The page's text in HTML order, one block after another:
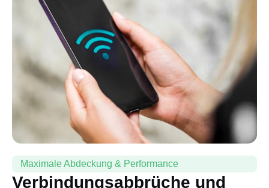
Maximale Abdeckung & Performance
Verbindungsabbrüche und